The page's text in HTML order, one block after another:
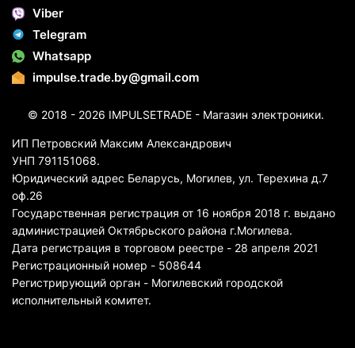
Viber
Telegram
Whatsapp
impulse.trade.by@gmail.com
© 2018 - 2026 IMPULSETRADE - Магазин электроники.
ИП Петровский Максим Александрович
УНП 791151068.
Юридический адрес Беларусь, Могилев, ул. Терехина д.7
оф.26
Государственная регистрация от 16 ноября 2018 г. выдано
администрацией Октябрьского района г.Могилева.
Дата регистрация в торговом реестре - 28 апреля 2021
Регистрационный номер - 508644
Регистрирующий орган - Могилевский городской
исполнительный комитет.